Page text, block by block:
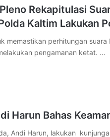
Rekapitulasi
Kaltim Lakukan
memastikan perhitungan
pengamanan ketat. …
Harun Bahas
Andi Harun, lakukan